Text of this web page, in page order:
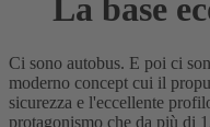
La base
Ci sono autobus. E poi ci
moderno concept cui il
sicurezza e l'eccellente
protagonismo che da più di